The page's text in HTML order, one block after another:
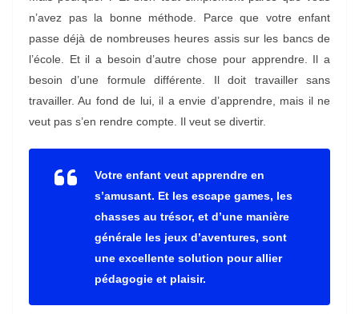
n’avez pas la bonne méthode. Parce que votre enfant
passe déjà de nombreuses heures assis sur les bancs de
l’école. Et il a besoin d’autre chose pour apprendre. Il a
besoin d’une formule différente. Il doit travailler sans
travailler. Au fond de lui, il a envie d’apprendre, mais il ne
veut pas s’en rendre compte. Il veut se divertir.
Votre enfant veut apprendre en
s’amusant. Et les escape games, les
chasses au trésor, et d’une manière
générale les jeux d’aventures, sont
une excellente solution pour allier
pédagogie et plaisir.